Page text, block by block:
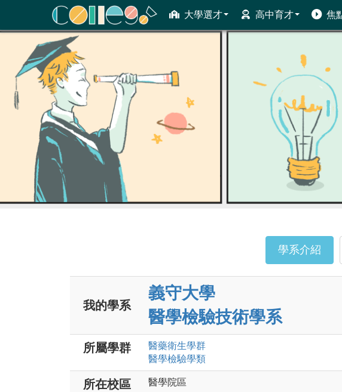
大學選才 高中育才 焦
ColleGo! 大學選才與高中育才輔助系統
學系介紹
我的學系
義守大學
醫學檢驗技術學系
所屬學群 醫藥衛生學群
醫學檢驗學類
所在校區
醫學院區